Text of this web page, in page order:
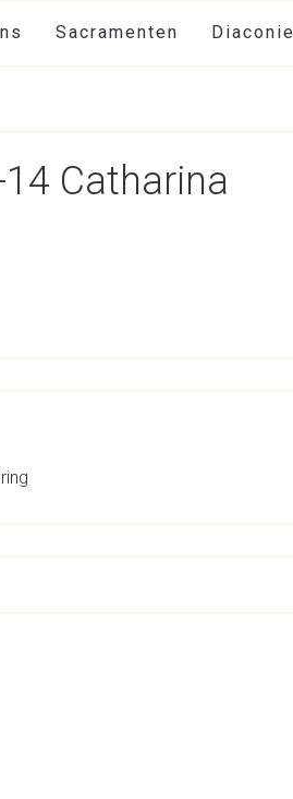
Sacramenten Diaconie
Catharina